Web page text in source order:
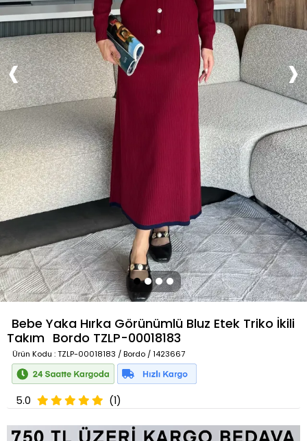
Bebe Yaka Hırka Görünümlü Bluz Etek Triko İkili
Takım Bordo TZLP-00018183
Ürün Kodu : TZLP-00018183 / Bordo / 1423667
5.0 (1)